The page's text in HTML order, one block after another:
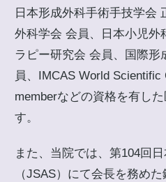
日本形成外科手術手技学会
外科学会 会員、日本小児外
ラピー研究会 会員、国際形
員、IMCAS World Scientific
memberなどの資格を有し
す。
また、当院では、第104回
（JSAS）にて会長を務め